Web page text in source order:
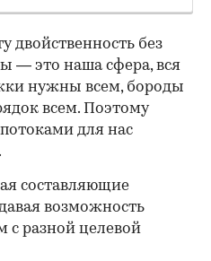
двойственность без
— это наша сфера, вся
нужны всем, бороды
всем. Поэтому
для нас
составляющие
возможность
с разной целевой